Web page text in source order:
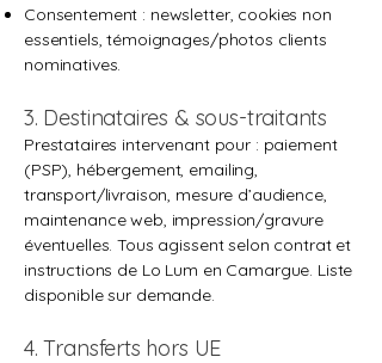
Consentement : newsletter, cookies non
essentiels, témoignages/photos clients
nominatives.
3. Destinataires & sous-traitants
Prestataires intervenant pour : paiement
(PSP), hébergement, emailing,
transport/livraison, mesure d’audience,
maintenance web, impression/gravure
éventuelles. Tous agissent selon contrat et
instructions de Lo Lum en Camargue. Liste
disponible sur demande.
4. Transferts hors UE